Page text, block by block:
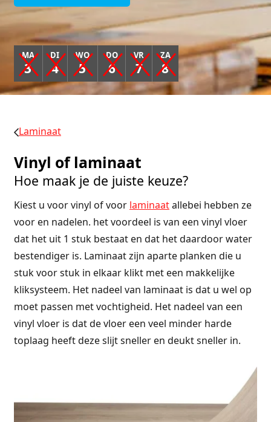
MA
3
DI
4
WO
5
DO
6
VR
7
ZA
8
Laminaat
Vinyl of laminaat
Hoe maak je de juiste keuze?
Kiest u voor vinyl of voor laminaatallebei hebben ze
voor en nadelen. het voordeel is van een vinyl vloer
dat het uit 1 stuk bestaat en dat het daardoor water
bestendiger is. Laminaat zijn aparte planken die u
stuk voor stuk in elkaar klikt met een makkelijke
kliksysteem. Het nadeel van laminaat is dat u wel op
moet passen met vochtigheid. Het nadeel van een
vinyl vloer is dat de vloer een veel minder harde
toplaag heeft deze slijt sneller en deukt sneller in.